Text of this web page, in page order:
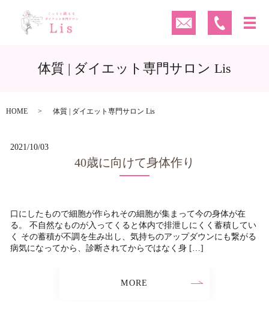
体質 | ダイエット専門サロン Lis
HOME 体質 | ダイエット専門サロン Lis
2021/10/03
40歳に向けて身体作り
口にしたもので細胞が作られその細胞が集まって今の身体が在
る。 不自然なものが入ってくると体内で排泄しにくく蓄積してい
く その蓄積が不調を生み出し、気持ちのアップダウンにも繋がる
病気になってから、診断されてからではなく身 […]
MORE